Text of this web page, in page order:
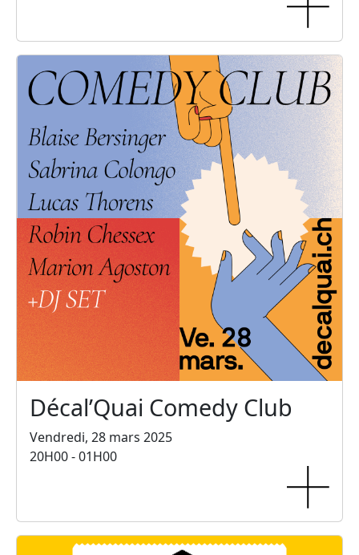
Décal’Quai Comedy Club
Vendredi, 28 mars 2025
20H00 - 01H00